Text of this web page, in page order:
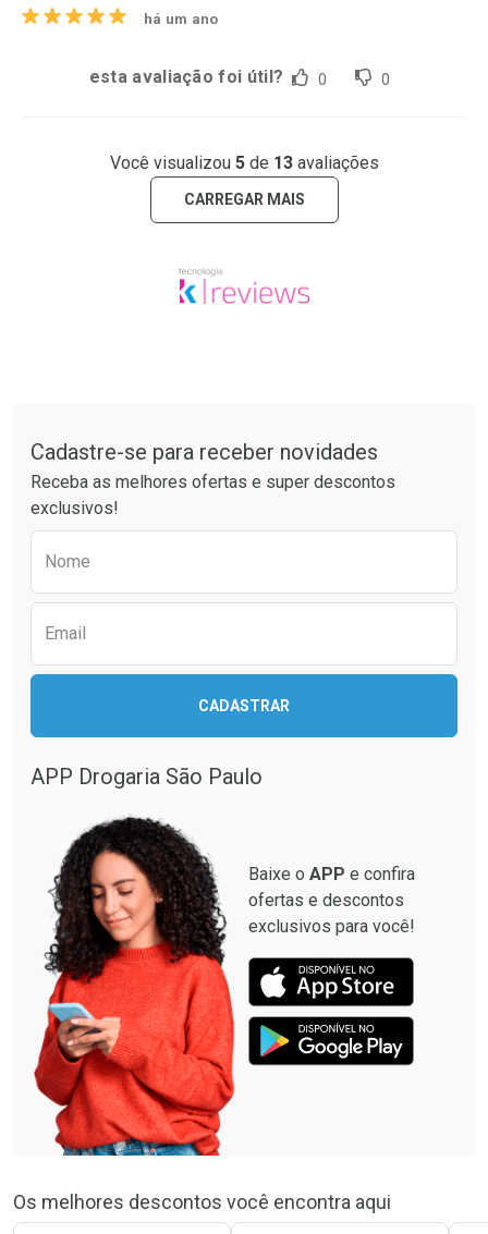
há um ano
esta avaliação foi útil? 0 0
Você visualizou 5de 13avaliações
CARREGAR MAIS
Cadastre-se para receber novidades
Receba as melhores ofertas e super descontos
exclusivos!
Nome
Email
CADASTRAR
APP Drogaria São Paulo
Baixe o APP e confira
ofertas e descontos
exclusivos para você!
Os melhores descontos você encontra aqui